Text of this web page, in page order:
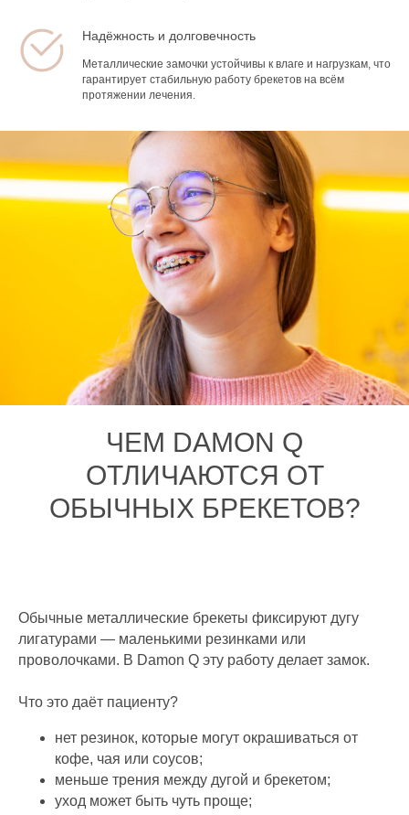
Надёжность и долговечность
Металлические замочки устойчивы к влаге и нагрузкам, что
гарантирует стабильную работу брекетов на всём
протяжении лечения.
ЧЕМ DAMON Q
ОТЛИЧАЮТСЯ ОТ
ОБЫЧНЫХ БРЕКЕТОВ?
Обычные металлические брекеты фиксируют дугу
лигатурами — маленькими резинками или
проволочками. В Damon Q эту работу делает замок.
Что это даёт пациенту?
нет резинок, которые могут окрашиваться от
кофе, чая или соусов;
меньше трения между дугой и брекетом;
уход может быть чуть проще;